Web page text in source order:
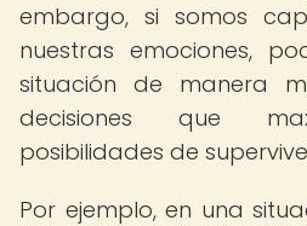
embargo, si somos
nuestras emociones,
situación de manera
decisiones que
posibilidades de
Por ejemplo, en una